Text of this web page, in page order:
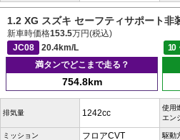
1.2 XG スズキ セーフティサポート非
新車時価格153.5万円(税込)
JC08
20.4km/L 10
満タンでどこまで走る？
754.8km
排気量 1242cc
使用
エン
ミッション フロアCVT 駆動